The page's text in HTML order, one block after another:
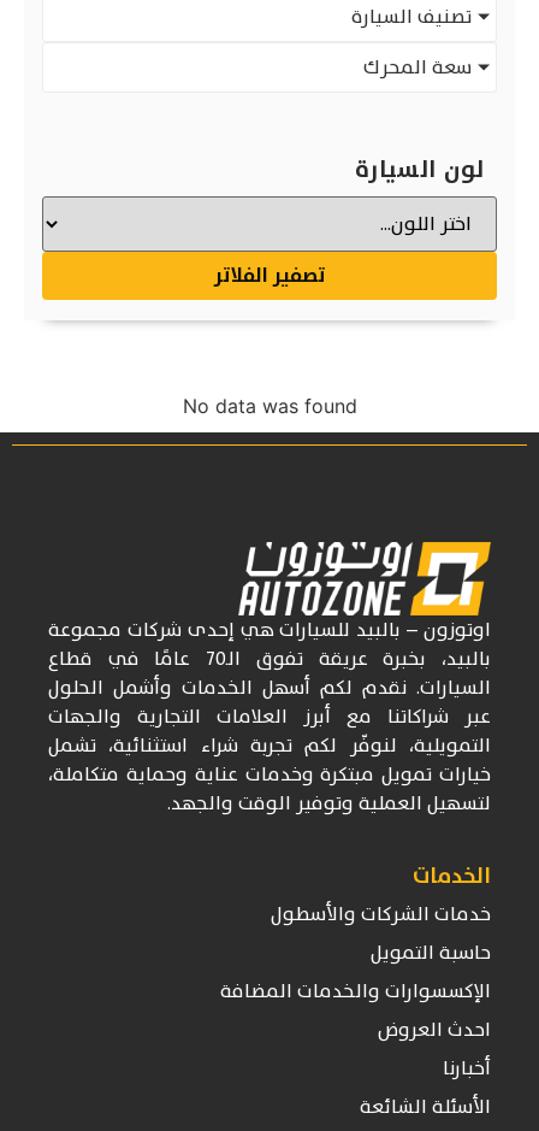
تصنيف السيارة
سعة المحرك
لون السيارة
تصفير الفلاتر
No data was found
اوتوزون– بالبيد للسياراتهي إحدى شركات مجموعة
بالبيد، بخبرة عريقة تفوق الـ70
عامًا في قطاع
السيارات. نقدم لكم أسهل الخدمات وأشمل الحلول
عبر شراكاتنا مع أبرز العلامات التجارية والجهات
التمويلية، لنوفّر لكم تجربة شراء استثنائية، تشمل
خيارات تمويل مبتكرة وخدمات عناية وحماية متكاملة،
لتسهيل العملية وتوفير الوقت والجهد.
الخدمات
خدمات الشركات والأسطول
حاسبة التمويل
الإكسسوارات والخدمات المضافة
احدث العروض
أخبارنا
الأسئلة الشائعة